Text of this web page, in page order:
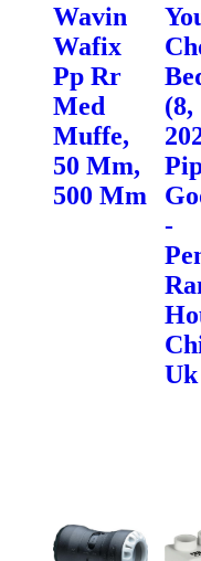
Wavin
Wafix
Pp Rr
Med
Muffe,
50 Mm,
500 Mm
(8,
-
Uk